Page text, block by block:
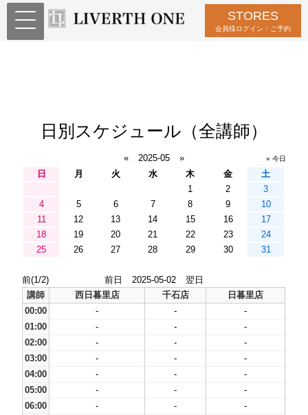
STORES
会員様ログイン・ご予約
日別スケジュール（全講師）
« 2025-05 » » 今日
日 月 火 水 木 金
土
1
2
3
4
5 6 7 8 9
10
11
12 13 14 15 16
17
18
19 20 21 22 23
24
25
26 27 28 29 30 31
前(1/2) 前日 2025-05-02
翌日
講師
西日暮里店 千石店
日暮里店
00:00
- -
-
01:00
- -
-
02:00
- -
-
03:00
- -
-
04:00
- -
-
05:00
- -
-
06:00
- -
-